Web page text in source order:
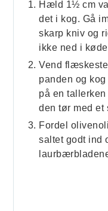
Hæld 1½ cm
det i kog. Gå
skarp kniv og
ikke ned i
Vend
panden og
på en
den tør med et
Fordel
saltet godt ind